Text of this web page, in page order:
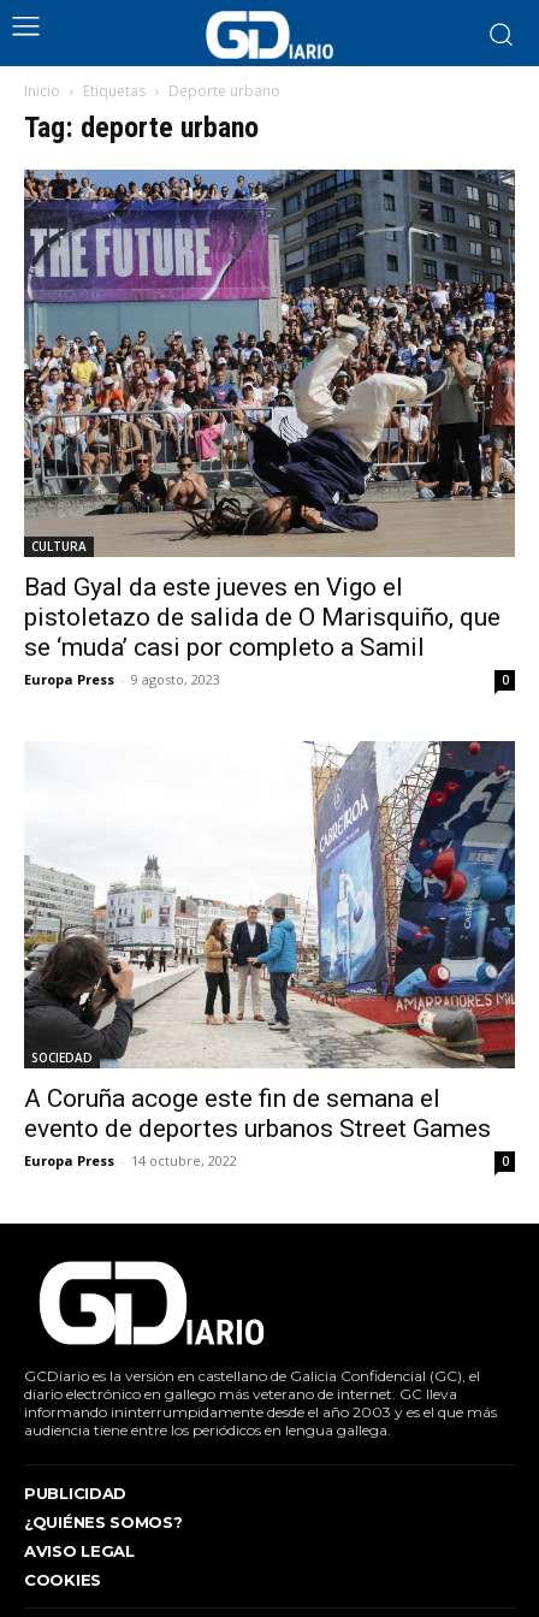
Inicio Etiquetas Deporte urbano
Tag: deporte urbano
CULTURA
Bad Gyal da este jueves en Vigo el
pistoletazo de salida de O Marisquiño, que
se ‘muda’ casi por completo a Samil
Europa Press - 9 agosto, 2023 0
SOCIEDAD
A Coruña acoge este fin de semana el
evento de deportes urbanos Street Games
Europa Press - 14 octubre, 2022 0
GCDiario es la versión en castellano de Galicia Confidencial (GC), el
diario electrónico en gallego más veterano de internet. GC lleva
informando ininterrumpidamente desde el año 2003 y es el que más
audiencia tiene entre los periódicos en lengua gallega.
PUBLICIDAD
¿QUIÉNES SOMOS?
AVISO LEGAL
COOKIES